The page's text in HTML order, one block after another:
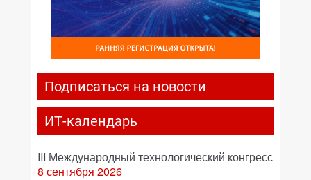
Подписаться на новости
ИТ-календарь
III Международный технологический конгресс
8 сентября 2026